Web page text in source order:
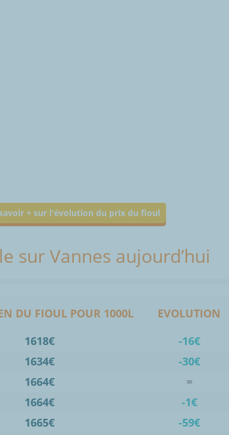
+ sur l'évolution du prix du fioul
sur Vannes aujourd’hui
DU FIOUL POUR 1000L
EVOLUTION
1618€
-16€
1634€
-30€
1664€
=
1664€
-1€
1665€
-59€